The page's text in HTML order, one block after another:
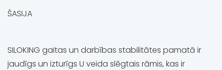
ŠASIJA
SILOKING gaitas un darbības stabilitātes pamatā ir
jaudīgs un izturīgs U veida slēgtais rāmis, kas ir